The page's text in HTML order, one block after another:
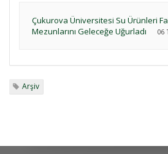
Çukurova Üniversitesi Su Ürünleri
Mezunlarını Geleceğe Uğurladı
06
Arşiv